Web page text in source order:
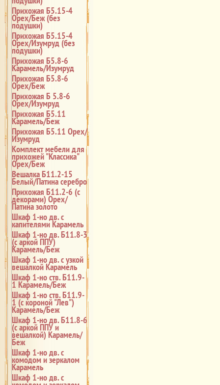
Прихожая Б5.15-4
Орех/Беж (без
подушки)
Прихожая Б5.15-4
Орех/Изумруд (без
подушки)
Прихожая Б5.8-6
Карамель/Изумруд
Прихожая Б5.8-6
Орех/Беж
Прихожая Б 5.8-6
Орех/Изумруд
Прихожая Б5.11
Карамель/Беж
Прихожая Б5.11 Орех/
Изумруд
Комплект мебели для
прихожей "Классика"
Орех/Беж
Вешалка Б11.2-15
Белый/Патина серебро
Прихожая Б11.2-6 (с
декорами) Орех/
Патина золото
Шкаф 1-но дв. с
капителями Карамель
Шкаф 1-но дв. Б11.8-3
(с аркой ППУ)
Карамель/Беж
Шкаф 1-но дв. с узкой
вешалкой Карамель
Шкаф 1-но ств. Б11.9-
1 Карамель/Беж
Шкаф 1-но ств. Б11.9-
1 (с короной "Лев")
Карамель/Беж
Шкаф 1-но дв. Б11.8-6
(с аркой ППУ и
вешалкой) Карамель/
Беж
Шкаф 1-но дв. с
комодом и зеркалом
Карамель
Шкаф 1-но дв. с